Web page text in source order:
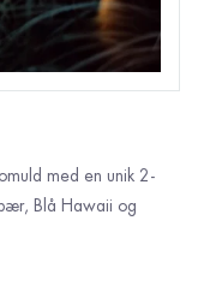
med en unik 2-
Blå Hawaii og